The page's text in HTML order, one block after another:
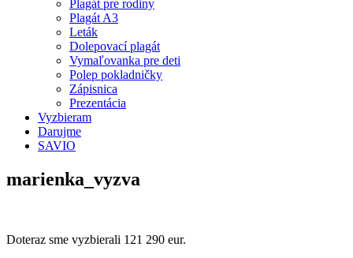
Plagát pre rodiny
Plagát A3
Leták
Dolepovací plagát
Vymaľovanka pre deti
Polep pokladničky
Zápisnica
Prezentácia
Vyzbieram
Darujme
SAVIO
marienka_vyzva
Doteraz sme vyzbierali 121 290 eur.